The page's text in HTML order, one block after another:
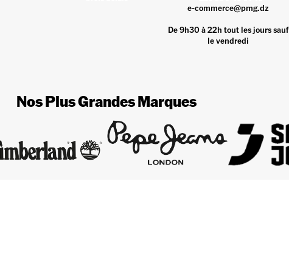
e-commerce@pmg.dz
De 9h30 à 22h tout les jours sauf
le vendredi
Nos Plus Grandes Marques